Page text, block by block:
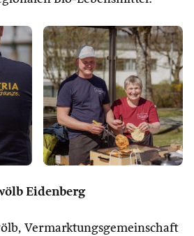
Eidenberg
Vermarktungsgemeinschaft